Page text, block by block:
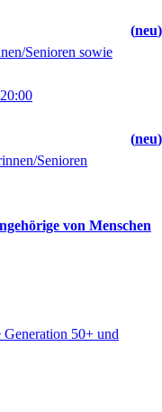
neu
Senioren sowie
neu
Senioren
von Menschen
50+ und